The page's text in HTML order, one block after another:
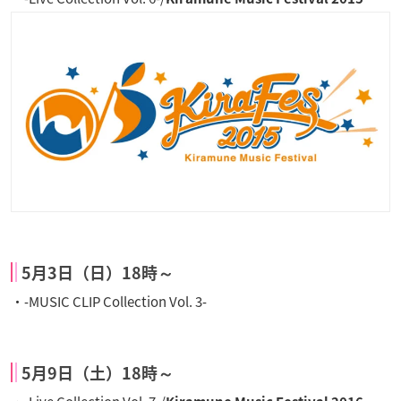
5月3日（日）18時～
・‐MUSIC CLIP Collection Vol. 3‐
5月9日（土）18時～